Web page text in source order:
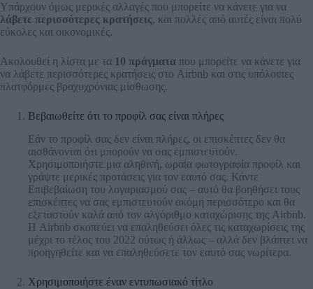
Υπάρχουν όμως μερικές αλλαγές που μπορείτε να κάνετε για να
λάβετε περισσότερες κρατήσεις, και πολλές από αυτές είναι πολύ
εύκολες και οικονομικές.
Ακολουθεί η λίστα με τα 10 πράγματα που μπορείτε να κάνετε για
να λάβετε περισσότερες κρατήσεις στο Airbnb και στις υπόλοιπες
πλατφόρμες βραχυχρόνιας μίσθωσης.
Βεβαιωθείτε ότι το προφίλ σας είναι πλήρες
Εάν το προφίλ σας δεν είναι πλήρες, οι επισκέπτες δεν θα
αισθάνονται ότι μπορούν να σας εμπιστευτούν.
Χρησιμοποιήστε μια αληθινή, ωραία φωτογραφία προφίλ και
γράψτε μερικές προτάσεις για τον εαυτό σας. Κάντε
Επιβεβαίωση του λογαριασμού σας – αυτό θα βοηθήσει τους
επισκέπτες να σας εμπιστευτούν ακόμη περισσότερο και θα
εξεταστούν καλά από τον αλγόριθμο καταχώρισης της Airbnb.
Η Airbnb σκοπεύει να επαληθεύσει όλες τις καταχωρίσεις της
μέχρι το τέλος του 2022 ούτως ή άλλως – αλλά δεν βλάπτει να
προηγηθείτε και να επαληθεύσετε τον εαυτό σας νωρίτερα.
Χρησιμοποιήστε έναν εντυπωσιακό τίτλο